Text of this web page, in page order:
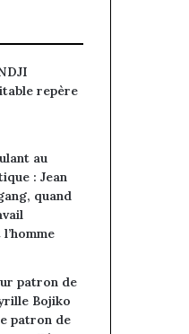
des
repère
au
: Jean
quand
patron de
Bojiko
patron de